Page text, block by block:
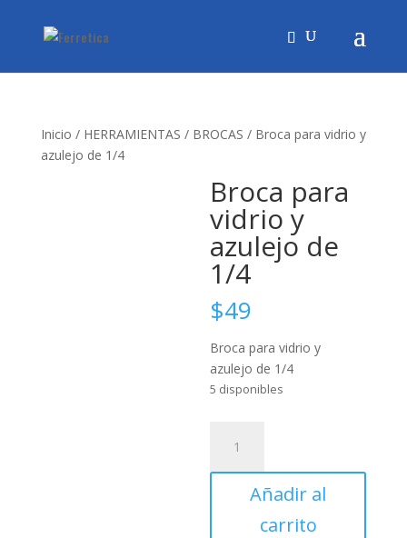
Inicio / HERRAMIENTAS / BROCAS / Broca para vidrio y
azulejo de 1/4
Broca para
vidrio y
azulejo de
1/4
$49
Broca para vidrio y
azulejo de 1/4
5 disponibles
vidrio
Añadir al
carrito